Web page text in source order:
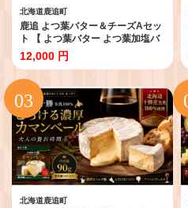
北海道鹿追町
鹿追 よつ葉バター＆チーズAセッ
ト 【 よつ葉バター よつ葉加塩バ
ター 加塩 バター 北海道バター 国
産バター 有塩バター 乳製品 十勝
生乳100% 朝食 パン ホームベー
カリー 普段使い 国産 有塩 よつば
ストック 料理 北海道 鹿追町 送料
無料 ふるさと納税 人気 おすすめ
ランキング 加工食品 乳製品 チー
ズ チェダー ゴーダ モッツァレラ
セット 北海道産 十勝 】 SKA022
12,000 円
北海道鹿追町